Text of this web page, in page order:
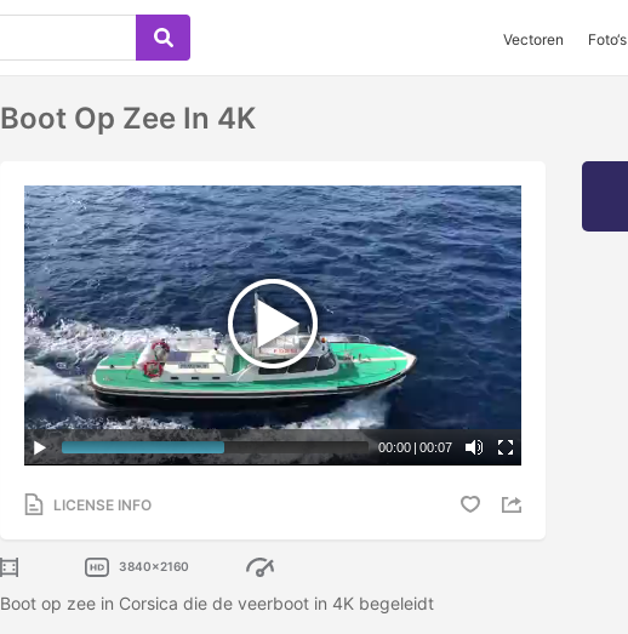
Vectoren Foto‘s
Boot Op Zee In 4K
00:00 | 00:07
LICENSE INFO
3840x2160
Boot op zee in Corsica die de veerboot in 4K begeleidt